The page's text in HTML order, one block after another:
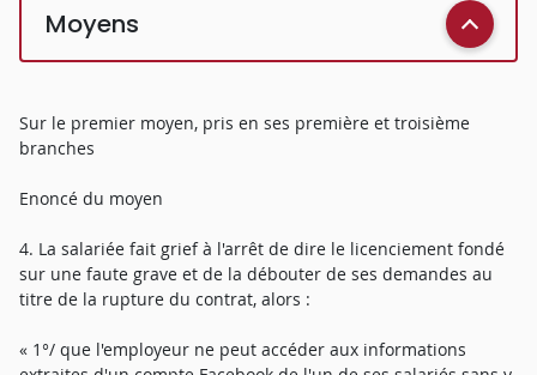
Moyens
Sur le premier moyen, pris en ses première et troisième
branches
Enoncé du moyen
4. La salariée fait grief à l'arrêt de dire le licenciement fondé
sur une faute grave et de la débouter de ses demandes au
titre de la rupture du contrat, alors :
« 1°/ que l'employeur ne peut accéder aux informations